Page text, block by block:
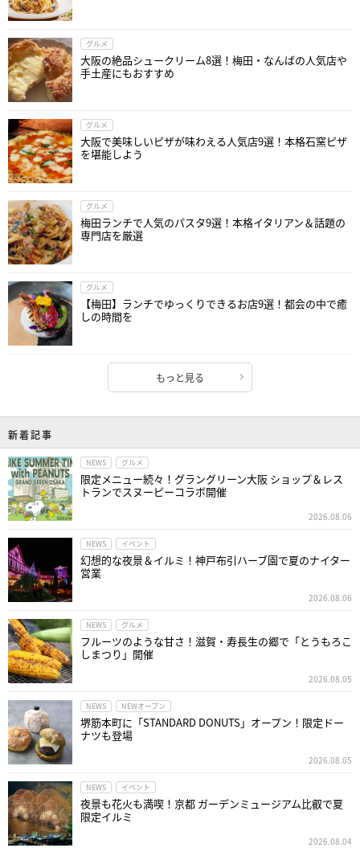
グルメ
大阪の絶品シュークリーム8選！梅田・なんばの人気店や
手土産にもおすすめ
グルメ
大阪で美味しいピザが味わえる人気店9選！本格石窯ピザ
を堪能しよう
グルメ
梅田ランチで人気のパスタ9選！本格イタリアン＆話題の
専門店を厳選
グルメ
【梅田】ランチでゆっくりできるお店9選！都会の中で癒
しの時間を
もっと見る
新着記事
NEWS グルメ
限定メニュー続々！グラングリーン大阪 ショップ＆レス
トランでスヌーピーコラボ開催
2026.08.06
NEWS イベント
幻想的な夜景＆イルミ！神戸布引ハーブ園で夏のナイター
営業
2026.08.06
NEWS グルメ
フルーツのような甘さ！滋賀・寿長生の郷で「とうもろこ
しまつり」開催
2026.08.05
NEWS NEWオープン
堺筋本町に「STANDARD DONUTS」オープン！限定ドー
ナツも登場
2026.08.05
NEWS イベント
夜景も花火も満喫！京都 ガーデンミュージアム比叡で夏
限定イルミ
2026.08.04